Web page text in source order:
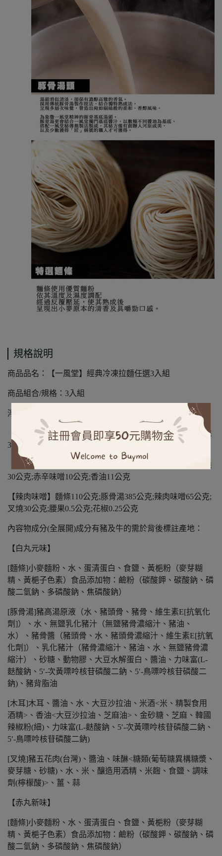
規格說明
商品品名：【一風堂】經典冷凍拉麵任選3入組
商品組合/規格：3入組
淨重、容量.(含液商品需標註固形物)：
【白丸元味】麵條110公克;豚骨湯385公克;木耳15公克;叉燒
30公克
【赤丸新味】麵條110公克;豚骨湯385公克;木耳15公克;叉燒
30公克;赤辛味噌10公克;香油11公克
【辣肉味噌】麵條110公克;豚骨湯385公克;辣肉味噌65公克;
叉燒30公克;腰果0.5公克;花椒0.25公克
內容物成分(全展開)成分有豬及牛的需於背後標註產地：
【白丸元味】
[麵條]小麥麵粉、水、蛋清蛋白、食鹽、黃梔粉（麥芽糊
精、黃梔子色素）食品添加物：鹼粉（碳酸鉀、碳酸鈉、磷
酸二氫鈉、多磷酸鈉、焦磷酸鈉）
[豚骨湯]豬高湯原液（水、豬頭骨、豬骨、維生素E[抗氧化
劑]）、水、無鹽乳化豬汁（無鹽豬骨濃縮汁、豬油、
水）、豬骨醬（豬頭骨、水、豬頭骨濃縮汁、維生素E[抗氧
化劑]）、乳化豬汁（豬骨濃縮汁、豬油、水、無鹽豬骨濃
縮汁）、砂糖、動物膠、大豆水解蛋白、醬油、力味富(L-
麩酸鈉、5′-次黃嘌呤核苷磷酸二鈉、5′-鳥嘌呤核苷磷酸二
鈉)、豬背脂油
[木耳]木耳、醬油、水、大豆沙拉油、米酒<米、精製食用
酒精>、香油<大豆沙拉油、芝麻油>、金砂糖、芝麻、韓國
辣椒粉(細)、力味富(L-麩酸鈉、5′-次黃嘌呤核苷磷酸二鈉、
5′-鳥嘌呤核苷磷酸二鈉)
[叉燒]豬五花肉(台灣)、醬油、味醂<糖類(葡萄糖異構糖漿、
麥芽糖、砂糖)、水、米、釀造用酒精、米麴、食鹽、調味
劑(檸檬酸)>、薑、蒜
【赤丸新味】
[麵條]小麥麵粉、水、蛋清蛋白、食鹽、黃梔粉（麥芽糊
精、黃梔子色素）食品添加物：鹼粉（碳酸鉀、碳酸鈉、磷
酸二氫鈉、多磷酸鈉、焦磷酸鈉）